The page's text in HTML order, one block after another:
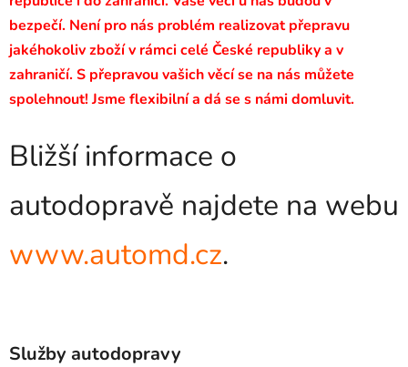
bezpečí. Není pro nás problém realizovat přepravu
jakéhokoliv zboží v rámci celé České republiky a v
zahraničí. S přepravou vašich věcí se na nás můžete
spolehnout! Jsme flexibilní a dá se s námi domluvit.
Bližší informace o
autodopravě najdete na webu
www.automd.cz.
Služby autodopravy